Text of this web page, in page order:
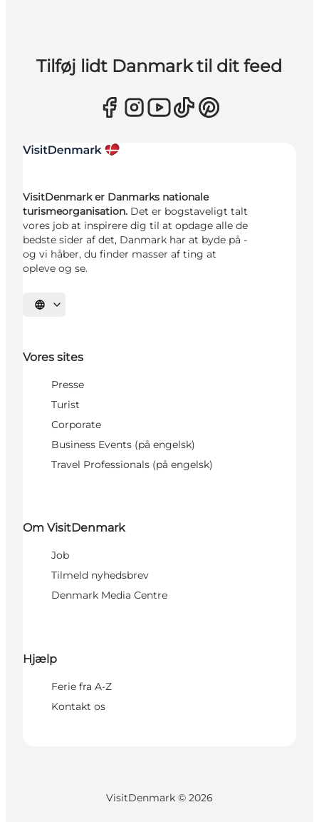
Tilføj lidt Danmark til dit feed
VisitDenmark er Danmarks nationale
turismeorganisation. Det er bogstaveligt talt
vores job at inspirere dig til at opdage alle de
bedste sider af det, Danmark har at byde på -
og vi håber, du finder masser af ting at
opleve og se.
Vælg sprog
Vores sites
Presse
Turist
Corporate
Business Events (på engelsk)
Travel Professionals (på engelsk)
Om VisitDenmark
Job
Tilmeld nyhedsbrev
Denmark Media Centre
Hjælp
Ferie fra A-Z
Kontakt os
VisitDenmark © 2026